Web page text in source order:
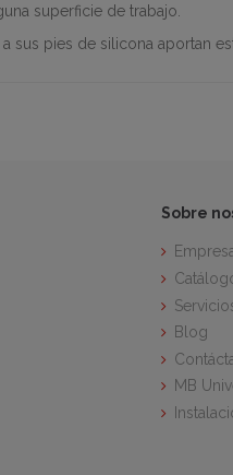
superficie de trabajo.
sus pies de silicona aportan
Sobre
Blog
MB